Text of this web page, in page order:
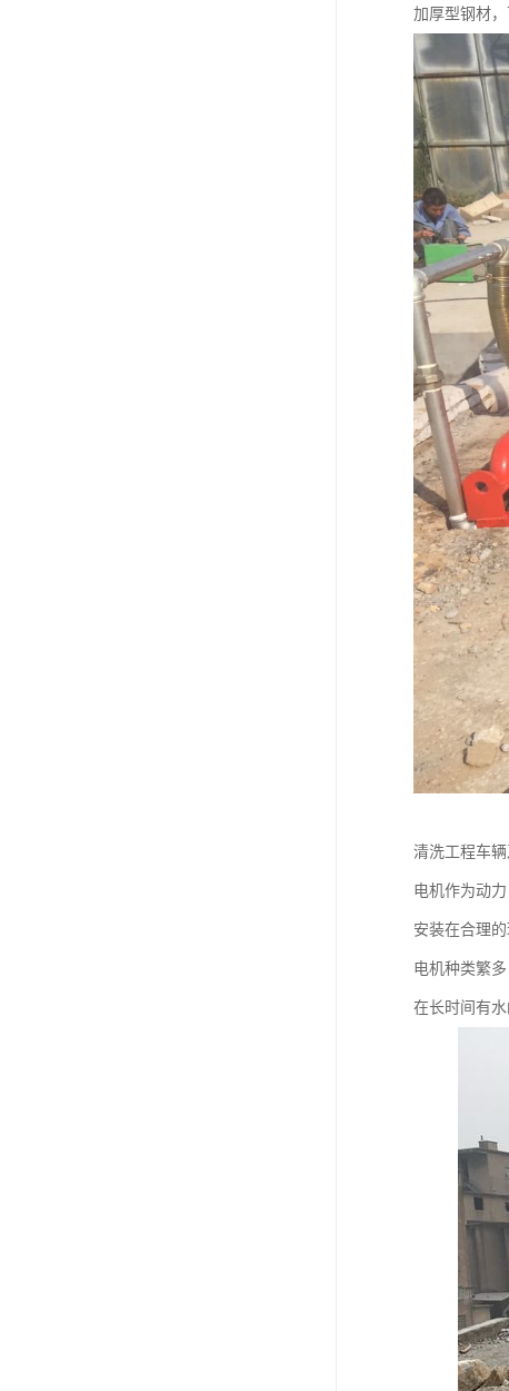
加厚型钢材
清洗工程车
电机作为动
安装在合理
电机种类繁
在长时间有